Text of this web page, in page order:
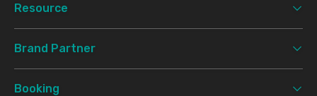
Resource
Brand Partner
Booking